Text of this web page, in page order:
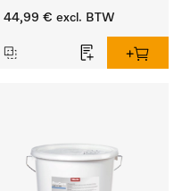
reiniging van
gerei.
44,99 € excl. BTW